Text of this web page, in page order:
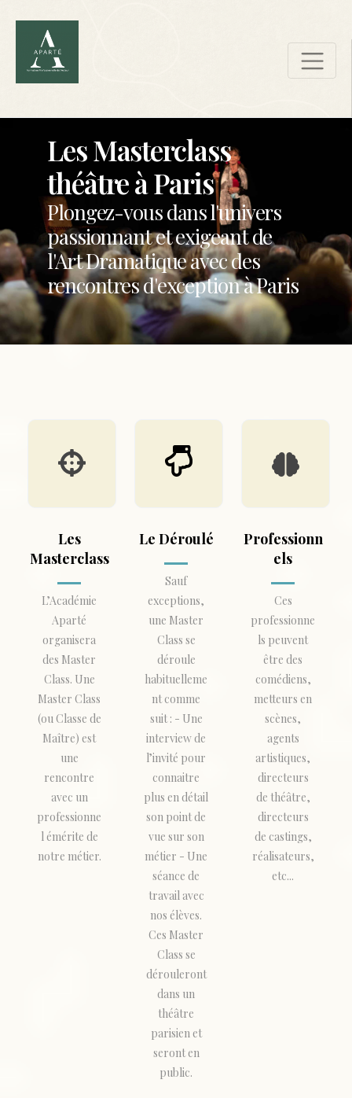
Les Masterclass
théâtre à Paris
Plongez-vous dans l'univers
passionnant et exigeant de
l'Art Dramatique avec des
rencontres d'exception à Paris
Les
Masterclass
L’Académie
Aparté
organisera
des Master
Class. Une
Master Class
(ou Classe de
Maître) est
une
rencontre
avec un
professionne
l émérite de
notre métier.
Le Déroulé
Sauf
exceptions,
une Master
Class se
déroule
habituelleme
nt comme
suit : - Une
interview de
l’invité pour
connaitre
plus en détail
son point de
vue sur son
métier - Une
séance de
travail avec
nos élèves.
Ces Master
Class se
dérouleront
dans un
théâtre
parisien et
seront en
public.
Professionn
Els
Ces
professionne
ls peuvent
être des
comédiens,
metteurs en
scènes,
agents
artistiques,
directeurs
de théâtre,
directeurs
de castings,
réalisateurs,
etc...